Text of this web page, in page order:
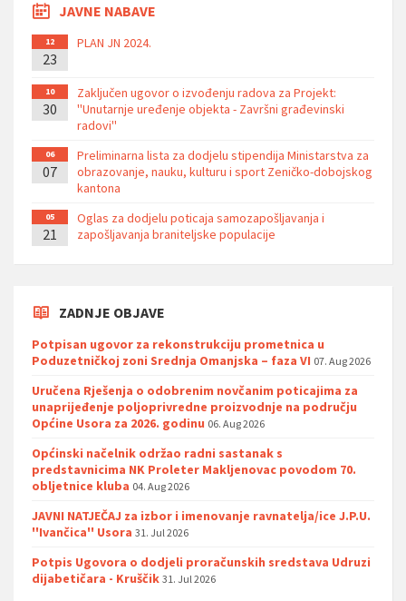
JAVNE NABAVE
12
23
PLAN JN 2024.
10
30
Zaključen ugovor o izvođenju radova za Projekt:
''Unutarnje uređenje objekta - Završni građevinski
radovi''
06
07
Preliminarna lista za dodjelu stipendija Ministarstva za
obrazovanje, nauku, kulturu i sport Zeničko-dobojskog
kantona
05
21
Oglas za dodjelu poticaja samozapošljavanja i
zapošljavanja braniteljske populacije
ZADNJE OBJAVE
Potpisan ugovor za rekonstrukciju prometnica u
Poduzetničkoj zoni Srednja Omanjska – faza VI 07. Aug 2026
Uručena Rješenja o odobrenim novčanim poticajima za
unaprijeđenje poljoprivredne proizvodnje na području
Općine Usora za 2026. godinu 06. Aug 2026
Općinski načelnik održao radni sastanak s
predstavnicima NK Proleter Makljenovac povodom 70.
obljetnice kluba 04. Aug 2026
JAVNI NATJEČAJ za izbor i imenovanje ravnatelja/ice J.P.U.
''Ivančica'' Usora 31. Jul 2026
Potpis Ugovora o dodjeli proračunskih sredstava Udruzi
dijabetičara - Kruščik 31. Jul 2026